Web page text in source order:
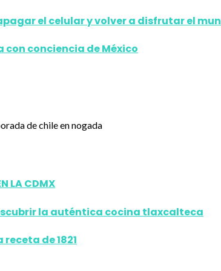
el celular y volver a disfrutar el
conciencia de México
LA CDMX
la auténtica cocina tlaxcalteca
de 1821